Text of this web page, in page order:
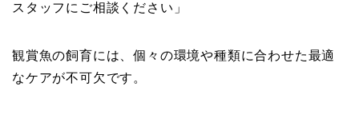
スタッフにご相談ください」
観賞魚の飼育には、個々の環境や種類に合わせた最適
なケアが不可欠です。